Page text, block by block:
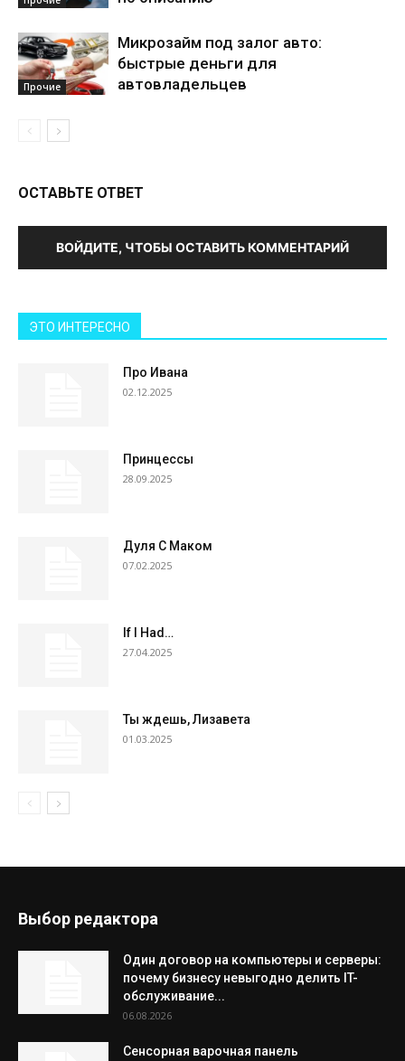
Прочие
Микрозайм под залог авто:
быстрые деньги для
автовладельцев
ОСТАВЬТЕ ОТВЕТ
ВОЙДИТЕ, ЧТОБЫ ОСТАВИТЬ КОММЕНТАРИЙ
ЭТО ИНТЕРЕСНО
Про Ивана
02.12.2025
Принцессы
28.09.2025
Дуля С Маком
07.02.2025
If I Had…
27.04.2025
Ты ждешь, Лизавета
01.03.2025
Выбор редактора
Один договор на компьютеры и серверы:
почему бизнесу невыгодно делить IT-
обслуживание...
06.08.2026
Сенсорная варочная панель